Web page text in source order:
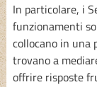
In particolare, i
funzionamenti
collocano in una
trovano a
offrire risposte